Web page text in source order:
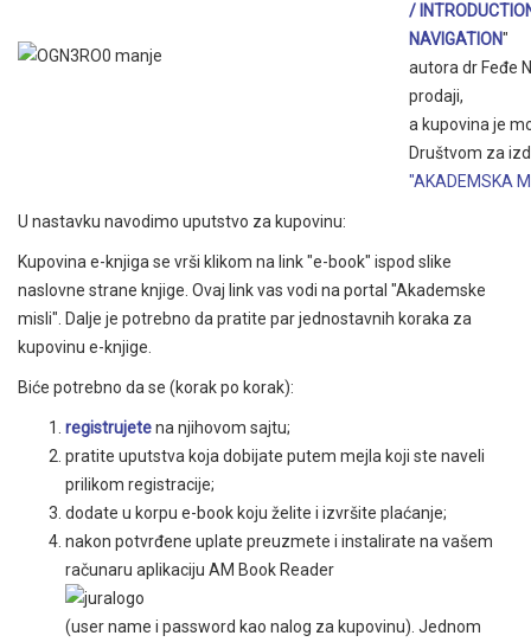
/
NAVIGATION"
autora dr Feđe
prodaji,
a kupovina je
Društvom za
"AKADEMSKA
U nastavku navodimo uputstvo za kupovinu:
Kupovina e-knjiga se vrši klikom na link "e-book" ispod slike
naslovne strane knjige. Ovaj link vas vodi na portal "Akademske
misli". Dalje je potrebno da pratite par jednostavnih koraka za
kupovinu e-knjige.
Biće potrebno da se (korak po korak):
registrujetena njihovom sajtu;
pratite uputstva koja dobijate putem mejla koji ste naveli
prilikom registracije;
dodate u korpu e-book koju želite i izvršite plaćanje;
nakon potvrđene uplate preuzmete i instalirate na vašem
računaru aplikaciju AM Book Reader
(user name i password kao nalog za kupovinu). Jednom